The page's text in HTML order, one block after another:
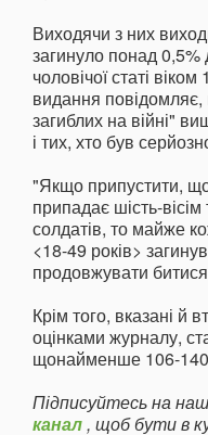
Виходячи з них
загинуло понад 0,5%
чоловічої статі
видання повідомляє,
загиблих на війні"
і тих, хто був
"Якщо припустити,
припадає шість-
солдатів, то майже
<18-49 років>
продовжувати
Крім того, вказані й
оцінками журналу,
щонайменше 106-140
Підписуйтесь на наш
канал, щоб бути в